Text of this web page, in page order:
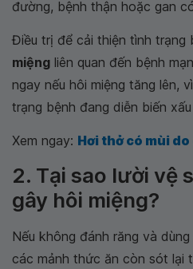
đường, bệnh thận hoặc gan
Điều trị để cải thiện tình trạng
miệng liên quan đến bệnh
ngay nếu hôi miệng tăng lên,
trạng bệnh đang diễn biến
Xem ngay: Hơi thở có mùi
2. Tại sao lười vệ
gây hôi miệng?
Nếu không đánh răng và
các mảnh thức ăn còn sót lại